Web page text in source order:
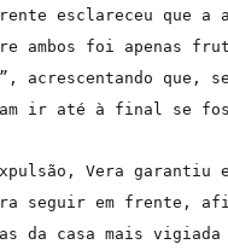
esclareceu que a
ambos foi apenas
acrescentando que,
ir até à final se
Vera garantiu
seguir em frente,
da casa mais